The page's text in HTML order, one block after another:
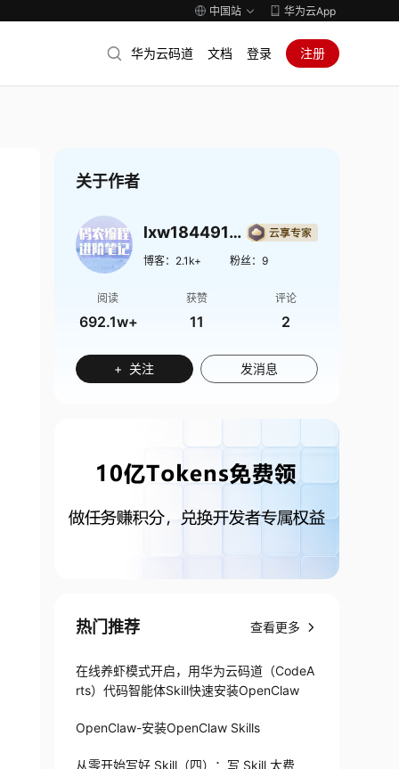
中国站 华为云App
华为云码道 文档 登录 注册
关于作者
lxw1844912514
博客： 2.1k+ 粉丝： 9
阅读
692.1w+
获赞
11
评论
2
+ 关注 发消息
热门推荐 查看更多
在线养虾模式开启，用华为云码道（CodeA
rts）代码智能体Skill快速安装OpenClaw
OpenClaw-安装OpenClaw Skills
从零开始写好 Skill（四）：写 Skill 太费